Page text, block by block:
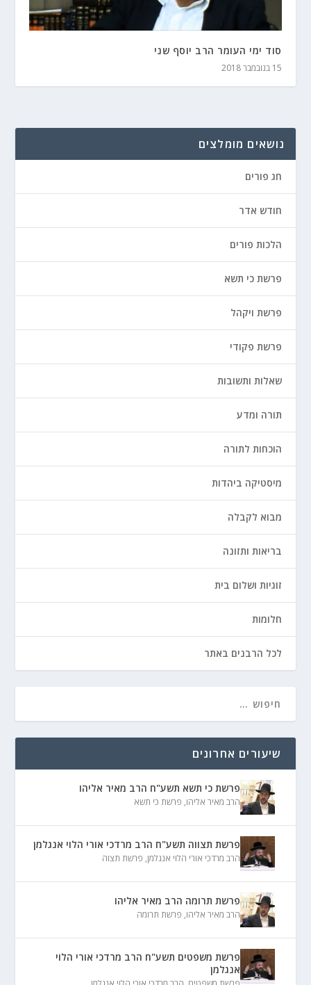
סוד ימי העומר הרב יוסף שני
15 בנובמבר 2018
נושאים מומלצים
חג פורים
חודש אדר
הלכות פורים
פרשת כי תשא
פרשת ויקהל
פרשת פקודי
שאלות ותשובות
תורה ומדע
הוכחות לתורה
מיסטיקה ביהדות
מבוא לקבלה
בריאות ותזונה
זוגיות ושלום בית
חלומות
לכל הרבנים באתר
שיעורים אחרונים
פרשת כי תשא תשע"ח הרב מאיר אליהו
הרב מאיר אליהו, פרשת כי תשא
פרשת תצווה תשע"ח הרב מרדכי אורי הלוי אנגלמן
הרב מרדכי אורי הלוי אנגלמן, פרשת תצוה
פרשת תרומה הרב מאיר אליהו
הרב מאיר אליהו, פרשת תרומה
פרשת משפטים תשע"ח הרב מרדכי אורי הלוי
אנגלמן